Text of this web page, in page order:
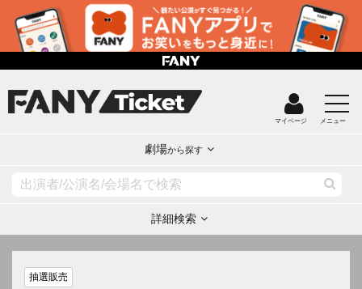
マイページ メニュー
劇場から探す
詳細検索
抽選販売